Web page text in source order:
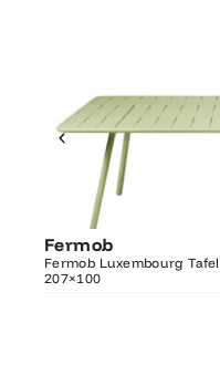
Fermob
Fermob Luxembourg Tafel
207×100